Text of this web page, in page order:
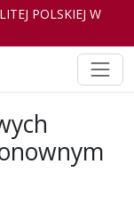
POLSKIEJ W